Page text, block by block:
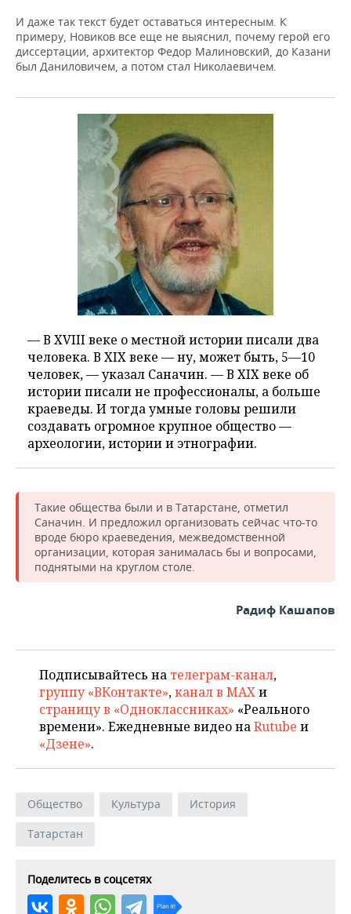
И даже так текст будет оставаться интересным. К
примеру, Новиков все еще не выяснил, почему герой его
диссертации, архитектор Федор Малиновский, до Казани
был Даниловичем, а потом стал Николаевичем.
— В XVIII веке о местной истории писали два
человека. В XIX веке — ну, может быть, 5—10
человек, — указал Саначин. — В XIX веке об
истории писали не профессионалы, а больше
краеведы. И тогда умные головы решили
создавать огромное крупное общество —
археологии, истории и этнографии.
Такие общества были и в Татарстане, отметил
Саначин. И предложил организовать сейчас что-то
вроде бюро краеведения, межведомственной
организации, которая занималась бы и вопросами,
поднятыми на круглом столе.
Радиф Кашапов
Подписывайтесь на телеграм-канал,
группу «ВКонтакте»,канал в MAXи
страницу в «Одноклассниках» «Реального
времени». Ежедневные видео наRutube и
«Дзене».
Общество Культура
История
Татарстан
Поделитесь в соцсетях